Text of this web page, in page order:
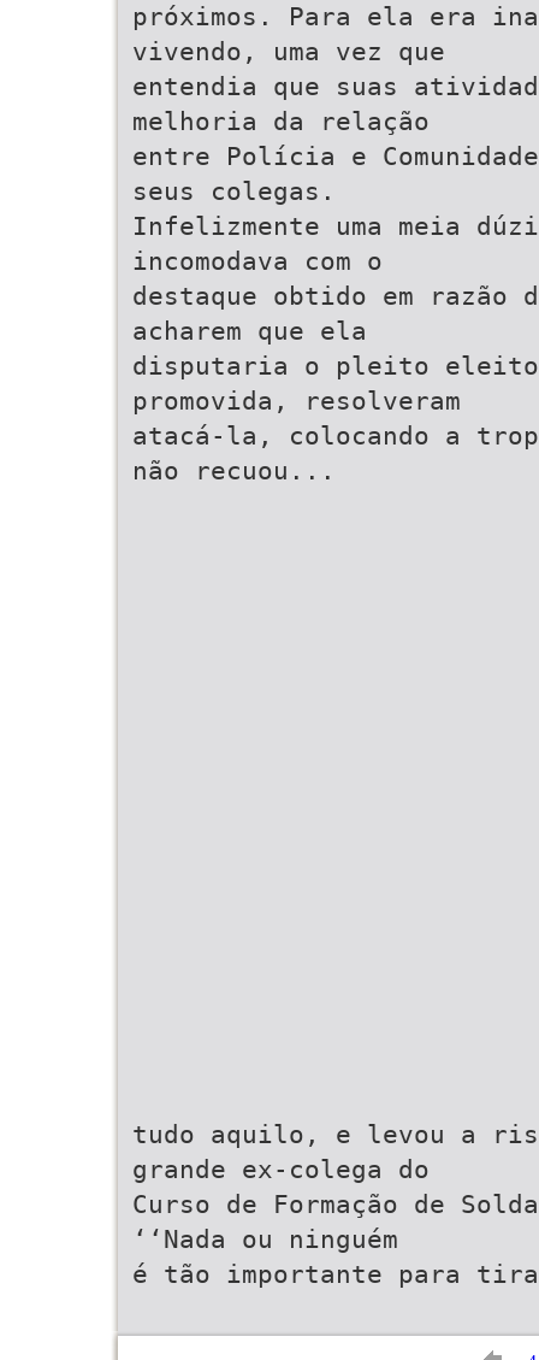
próximos. Para ela era
vivendo, uma vez que
entendia que suas
melhoria da relação
entre Polícia e
seus colegas.
Infelizmente uma meia
incomodava com o
destaque obtido em razão
acharem que ela
disputaria o pleito
promovida, resolveram
atacá-la, colocando a
não recuou...
tudo aquilo, e levou a
grande ex-colega do
Curso de Formação de
‘‘Nada ou ninguém
é tão importante para